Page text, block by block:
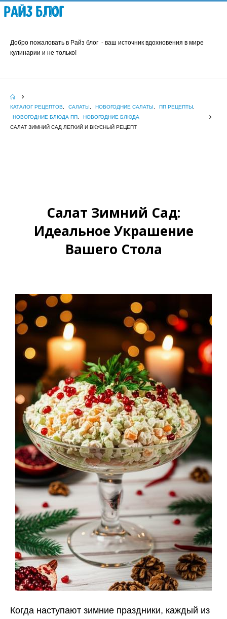
Райз Блог
Добро пожаловать в Райз блог - ваш источник вдохновения в мире
кулинарии и не только!
КАТАЛОГ РЕЦЕПТОВ САЛАТЫ НОВОГОДНИЕ САЛАТЫ ПП РЕЦЕПТЫ
НОВОГОДНИЕ БЛЮДА ПП
НОВОГОДНИЕ БЛЮДА
САЛАТ ЗИМНИЙ САД ЛЕГКИЙ И ВКУСНЫЙ РЕЦЕПТ
Салат Зимний Сад:
Идеальное Украшение
Вашего Стола
Когда наступают зимние праздники, каждый из